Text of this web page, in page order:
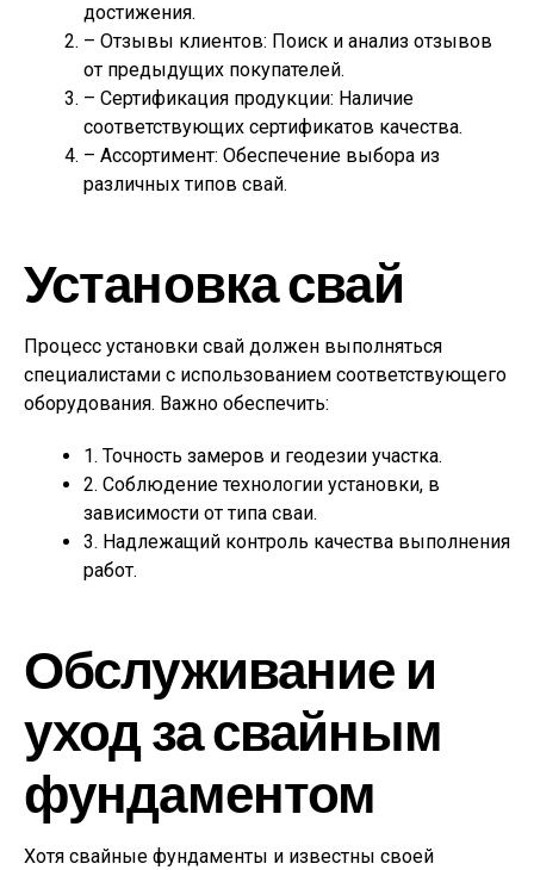
достижения.
– Отзывы клиентов: Поиск и анализ отзывов
от предыдущих покупателей.
– Сертификация продукции: Наличие
соответствующих сертификатов качества.
– Ассортимент: Обеспечение выбора из
различных типов свай.
Установка свай
Процесс установки свай должен выполняться
специалистами с использованием соответствующего
оборудования. Важно обеспечить:
1. Точность замеров и геодезии участка.
2. Соблюдение технологии установки, в
зависимости от типа сваи.
3. Надлежащий контроль качества выполнения
работ.
Обслуживание и
уход за свайным
фундаментом
Хотя свайные фундаменты и известны своей